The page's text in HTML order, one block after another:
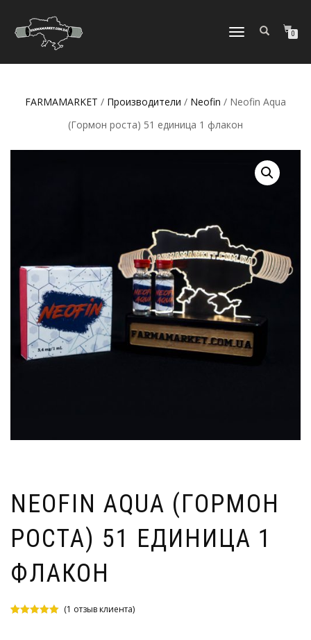
ПЕРЕКЛЮЧИТЬ
0
FARMAMARKET / Производители / Neofin / Neofin Aqua
(Гормон роста) 51 единица 1 флакон
NEOFIN AQUA (ГОРМОН
РОСТА) 51 ЕДИНИЦА 1
ФЛАКОН
(1 отзыв клиента)